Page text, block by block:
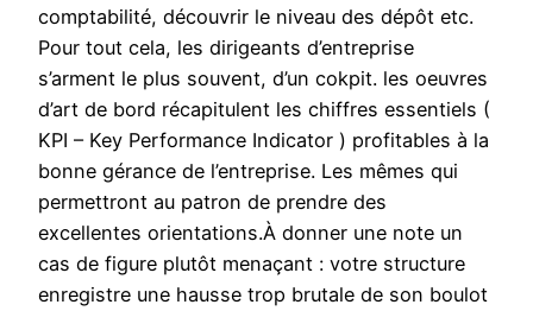
comptabilité, découvrir le niveau des dépôt etc.
Pour tout cela, les dirigeants d’entreprise
s’arment le plus souvent, d’un cokpit. les oeuvres
d’art de bord récapitulent les chiffres essentiels (
KPI – Key Performance Indicator ) profitables à la
bonne gérance de l’entreprise. Les mêmes qui
permettront au patron de prendre des
excellentes orientations.À donner une note un
cas de figure plutôt menaçant : votre structure
enregistre une hausse trop brutale de son boulot